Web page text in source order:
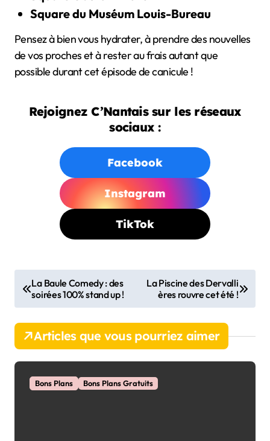
Square du Muséum Louis-Bureau
Pensez à bien vous hydrater, à prendre des nouvelles
de vos proches et à rester au frais autant que
possible durant cet épisode de canicule !
Rejoignez C’Nantais sur les réseaux
sociaux :
Facebook
Instagram
TikTok
v
g
La Baule Comedy : des
soirées 100% stand up !
La Piscine des Dervalli
ères rouvre cet été !
Articles que vous pourriez aimer
Bons Plans Bons Plans Gratuits